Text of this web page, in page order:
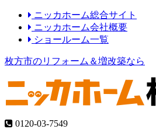
ニッカホーム総合サイト
ニッカホーム会社概要
ショールーム一覧
枚方市のリフォーム＆増改築なら
0120-03-7549